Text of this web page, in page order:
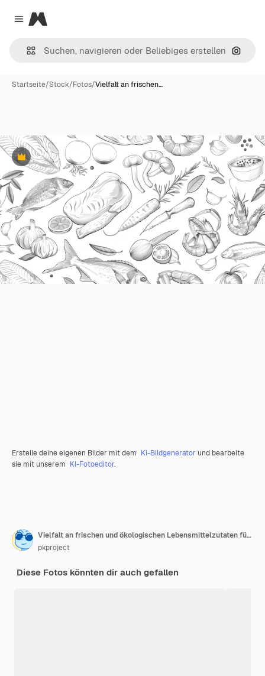
Close menu
Magnific
Nach
Startseite/Stock/Fotos/Vielfalt an frischen…
Premium
Erstelle deine eigenen Bilder mit dem KI-Bildgenerator und bearbeite
sie mit unserem KI-Fotoeditor.
Vielfalt an frischen und ökologischen Lebensmittelzutaten für gesundes Kochen und Essen
pkproject
Diese Fotos könnten dir auch gefallen